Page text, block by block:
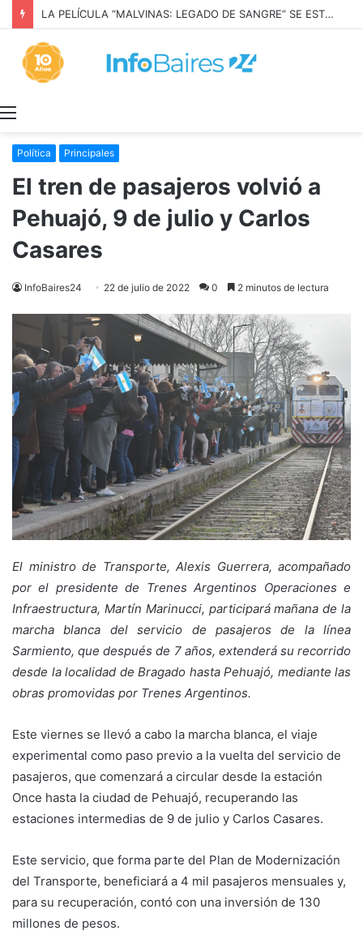
LA PELÍCULA “MALVINAS: LEGADO DE SANGRE” SE ESTRENARÁ EN PRIME VIDEO
Política Principales
El tren de pasajeros volvió a
Pehuajó, 9 de julio y Carlos
Casares
InfoBaires24 22 de julio de 2022 0 2 minutos de lectura
El ministro de Transporte, Alexis Guerrera, acompañado
por el presidente de Trenes Argentinos Operaciones e
Infraestructura, Martín Marinucci, participará mañana de la
marcha blanca del servicio de pasajeros de la línea
Sarmiento, que después de 7 años, extenderá su recorrido
desde la localidad de Bragado hasta Pehuajó, mediante las
obras promovidas por Trenes Argentinos.
Este viernes se llevó a cabo la marcha blanca, el viaje
experimental como paso previo a la vuelta del servicio de
pasajeros, que comenzará a circular desde la estación
Once hasta la ciudad de Pehuajó, recuperando las
estaciones intermedias de 9 de julio y Carlos Casares.
Este servicio, que forma parte del Plan de Modernización
del Transporte, beneficiará a 4 mil pasajeros mensuales y,
para su recuperación, contó con una inversión de 130
millones de pesos.